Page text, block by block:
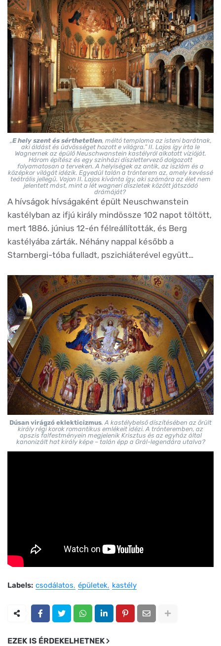
„E hely szent és sérthetetlen, méltó temploma az isteni barátnak,
aki áldást és üdvösséget hozott e világra.” II. Lajos így írta le
Wagnernek az épülő Neuschwanstein kastélyról alkotott vízióját.
Három építész és egy színházi díszlettervező dolgozott
folyamatosan a terveken. A helyiségek az antik, az iszlám és a
középkor világát idézik. Egyedül talán a trónterem az, amely kevéssé
teátrális jellegű. Vajon II. Lajos kívánta így, aki számára az élet nem
jelentett mást, mint a lét wagneri díszletek között játszódó
drámáját?
A hívságok hívságaként épült Neuschwanstein
kastélyban az ifjú király mindössze 102 napot töltött,
mert 1886. június 12-én félreállították, és Berg
kastélyába zárták. Néhány nappal később a
Starnbergi-tóba fulladt, pszichiáterével együtt…
Dúsan virágzó eklekticizmus. A kastélybelső díszítésében az őrült
király régi korok romantikus emlékeit idézi. A trónteremben, az
apszis falfestményein megjelenik Krisztus és az egyház által
kanonizált hat király képe – talán épp a Grál-legendára utalva?
Labels: csodálatos épületek kastély
EZEK IS ÉRDEKELHETNEK